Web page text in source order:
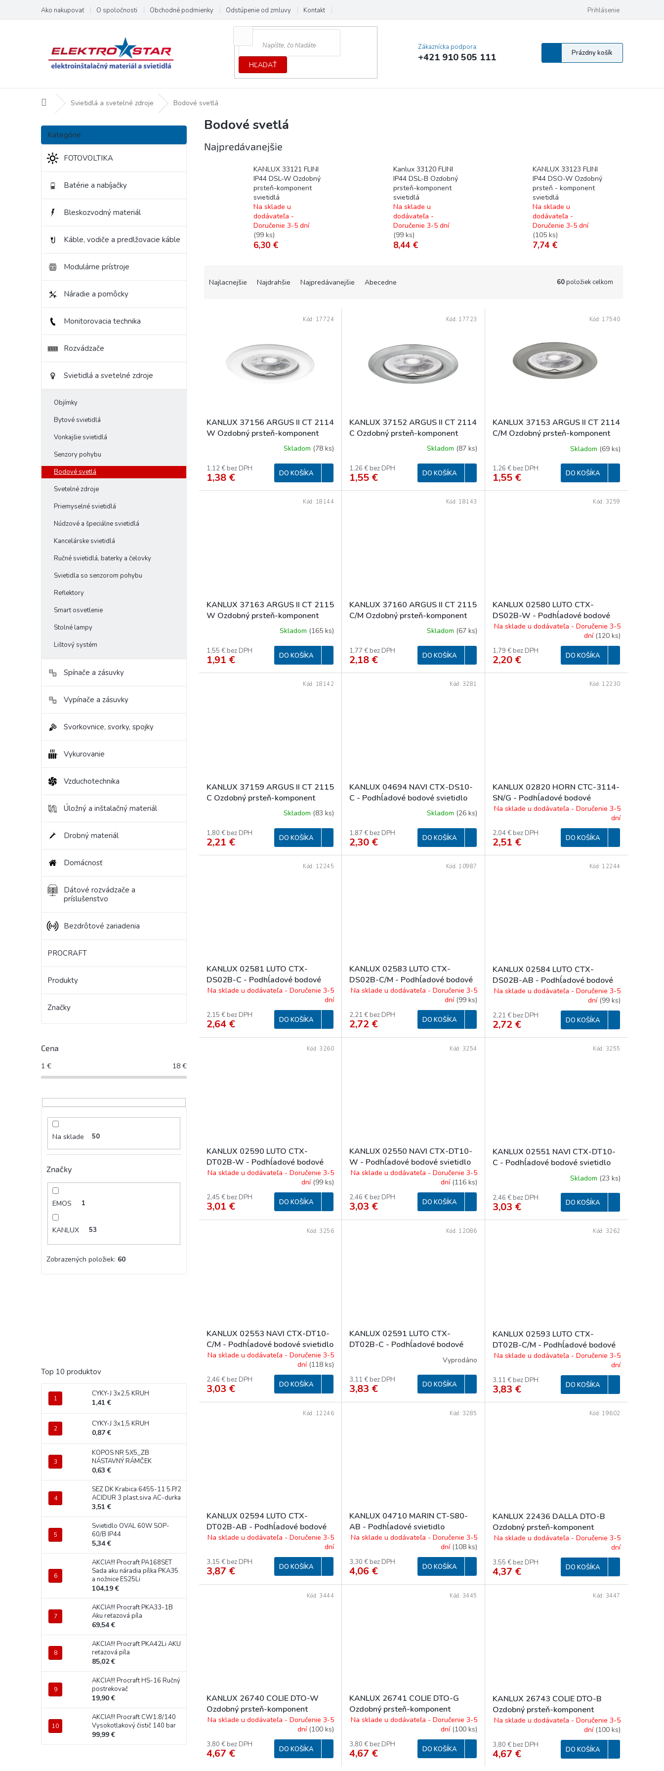
obsah
Ako nakupovať O spoločnosti Obchodné podmienky Odstúpenie od zmluvy Kontakt Vyhlásenie o prístupnosti
Prihlásenie
HĽADAŤ
Zákaznícka podpora:
+421 910 505 111
Nákupný
košík
Prázdny košík
DomovSvietidlá a svetelné zdroje Bodové svetlá
B
č
n
Preskočiť
kategórie
Kategórie
FOTOVOLTIKA
Batérie a nabíjačky
Bleskozvodný materiál
Káble, vodiče a predlžovacie káble
Modulárne prístroje
Náradie a pomôcky
Monitorovacia technika
Rozvádzače
Svietidlá a svetelné zdroje
Objímky
Bytové svietidlá
Vonkajšie svietidlá
Senzory pohybu
Bodové svetlá
Svetelné zdroje
Priemyselné svietidlá
Núdzové a špeciálne svietidlá
Kancelárske svietidlá
Ručné svietidlá, baterky a čelovky
Svietidla so senzorom pohybu
Reflektory
Smart osvetlenie
Stolné lampy
Lištový systém
Spínače a zásuvky
Vypínače a zásuvky
Svorkovnice, svorky, spojky
Vykurovanie
Vzduchotechnika
Úložný a inštalačný materiál
Drobný materiál
Domácnosť
Dátové rozvádzače a
príslušenstvo
Bezdrôtové zariadenia
PROCRAFT
Produkty
Značky
Cena
1 € 18 €
Na sklade 50
Značky
EMOS 1
KANLUX 53
Zobrazených položiek: 60
Top 10 produktov
CYKY-J 3x2,5 KRUH
1,41 €
CYKY-J 3x1,5 KRUH
0,87 €
KOPOS NR 5X5_ZB
NÁSTAVNÝ RÁMČEK
0,63 €
SEZ DK Krabica 6455-11 5.P/2
ACIDUR 3 plast.siva AC-durka
3,51 €
Svietidlo OVAL 60W SOP-
60/B IP44
5,34 €
AKCIA!!! Procraft PA168SET
Sada aku náradia pílka PKA35
a nožnice ES25Li
104,19 €
AKCIA!!! Procraft PKA33-1B
Aku reťazová píla
69,54 €
AKCIA!!! Procraft PKA42Li AKU
reťazová píla
85,02 €
AKCIA!!! Procraft HS-16 Ručný
postrekovač
19,90 €
AKCIA!!! Procraft CW1.8/140
Vysokotlakový čistič 140 bar
99,99 €
Bodové svetlá
Najpredávanejšie
KANLUX 33121 FLINI
IP44 DSL-W Ozdobný
prsteň-komponent
svietidlá
Na sklade u
dodávateľa -
Doručenie 3-5 dní
(99 ks)
6,30 €
Kanlux 33120 FLINI
IP44 DSL-B Ozdobný
prsteň-komponent
svietidlá
Na sklade u
dodávateľa -
Doručenie 3-5 dní
(99 ks)
8,44 €
KANLUX 33123 FLINI
IP44 DSO-W Ozdobný
prsteň - komponent
svietidlá
Na sklade u
dodávateľa -
Doručenie 3-5 dní
(105 ks)
7,74 €
o
v
Najlacnejšie Najdrahšie Najpredávanejšie Abecedne 60položiek celkom
k
t
KANLUX 37156 ARGUS II CT 2114
W Ozdobný prsteň-komponent
svietidlá (starý kód 00303)
Skladom (78 ks)
1,12 € bez DPH
1,38 € DO KOŠÍKA
Kód: 17724
KANLUX 37152 ARGUS II CT 2114
C Ozdobný prsteň-komponent
svietidlá (starý kód 00301)
Skladom (87 ks)
1,26 € bez DPH
1,55 € DO KOŠÍKA
Kód: 17723
KANLUX 37153 ARGUS II CT 2114
C/M Ozdobný prsteň-komponent
svietidlá (starý kód 00325)
Skladom (69 ks)
1,26 € bez DPH
1,55 € DO KOŠÍKA
Kód: 17540
KANLUX 37163 ARGUS II CT 2115
W Ozdobný prsteň-komponent
svietidlá (starý kód 00307)
Skladom (165 ks)
1,55 € bez DPH
1,91 € DO KOŠÍKA
Kód: 18144
KANLUX 37160 ARGUS II CT 2115
C/M Ozdobný prsteň-komponent
svietidlá (starý kód 00331)
Skladom (67 ks)
1,77 € bez DPH
2,18 € DO KOŠÍKA
Kód: 18143
KANLUX 02580 LUTO CTX-
DS02B-W - Podhĺadové bodové
svítidlo
Na sklade u dodávateľa - Doručenie 3-5
dní (120 ks)
1,79 € bez DPH
2,20 € DO KOŠÍKA
Kód: 3259
KANLUX 37159 ARGUS II CT 2115
C Ozdobný prsteň-komponent
svietidlá (starý kód 00305)
Skladom (83 ks)
1,80 € bez DPH
2,21 € DO KOŠÍKA
Kód: 18142
KANLUX 04694 NAVI CTX-DS10-
C - Podhĺadové bodové svietidlo
Skladom (26 ks)
1,87 € bez DPH
2,30 € DO KOŠÍKA
Kód: 3281
KANLUX 02820 HORN CTC-3114-
SN/G - Podhĺadové bodové
svietidlo
Na sklade u dodávateľa - Doručenie 3-5
dní
2,04 € bez DPH
2,51 € DO KOŠÍKA
Kód: 12230
KANLUX 02581 LUTO CTX-
DS02B-C - Podhĺadové bodové
svítidlo
Na sklade u dodávateľa - Doručenie 3-5
dní
2,15 € bez DPH
2,64 € DO KOŠÍKA
Kód: 12245
KANLUX 02583 LUTO CTX-
DS02B-C/M - Podhĺadové bodové
svítidlo
Na sklade u dodávateľa - Doručenie 3-5
dní (99 ks)
2,21 € bez DPH
2,72 € DO KOŠÍKA
Kód: 10987
KANLUX 02584 LUTO CTX-
DS02B-AB - Podhĺadové bodové
svítidlo
Na sklade u dodávateľa - Doručenie 3-5
dní (99 ks)
2,21 € bez DPH
2,72 € DO KOŠÍKA
Kód: 12244
KANLUX 02590 LUTO CTX-
DT02B-W - Podhĺadové bodové
svítidlo
Na sklade u dodávateľa - Doručenie 3-5
dní (99 ks)
2,45 € bez DPH
3,01 € DO KOŠÍKA
Kód: 3260
KANLUX 02550 NAVI CTX-DT10-
W - Podhĺadové bodové svietidlo
Na sklade u dodávateľa - Doručenie 3-5
dní (116 ks)
2,46 € bez DPH
3,03 € DO KOŠÍKA
Kód: 3254
KANLUX 02551 NAVI CTX-DT10-
C - Podhĺadové bodové svietidlo
Skladom (23 ks)
2,46 € bez DPH
3,03 € DO KOŠÍKA
Kód: 3255
KANLUX 02553 NAVI CTX-DT10-
C/M - Podhĺadové bodové svietidlo
Na sklade u dodávateľa - Doručenie 3-5
dní (118 ks)
2,46 € bez DPH
3,03 € DO KOŠÍKA
Kód: 3256
KANLUX 02591 LUTO CTX-
DT02B-C - Podhĺadové bodové
Vyprodáno
3,11 € bez DPH
3,83 € DO KOŠÍKA
Kód: 12086
KANLUX 02593 LUTO CTX-
DT02B-C/M - Podhĺadové bodové
svítidlo
Na sklade u dodávateľa - Doručenie 3-5
dní
3,11 € bez DPH
3,83 € DO KOŠÍKA
Kód: 3262
KANLUX 02594 LUTO CTX-
DT02B-AB - Podhĺadové bodové
svítidlo
Na sklade u dodávateľa - Doručenie 3-5
dní
3,15 € bez DPH
3,87 € DO KOŠÍKA
Kód: 12246
KANLUX 04710 MARIN CT-S80-
AB - Podhĺadové svietidlo
Na sklade u dodávateľa - Doručenie 3-5
dní (108 ks)
3,30 € bez DPH
4,06 € DO KOŠÍKA
Kód: 3285
KANLUX 22436 DALLA DTO-B
Ozdobný prsteň-komponent
svietidlá
Na sklade u dodávateľa - Doručenie 3-5
dní
3,55 € bez DPH
4,37 € DO KOŠÍKA
Kód: 19602
KANLUX 26740 COLIE DTO-W
Ozdobný prsteň-komponent
svietidlá
Na sklade u dodávateľa - Doručenie 3-5
dní (100 ks)
3,80 € bez DPH
4,67 € DO KOŠÍKA
Kód: 3444
KANLUX 26741 COLIE DTO-G
Ozdobný prsteň-komponent
svietidlá
Na sklade u dodávateľa - Doručenie 3-5
dní (100 ks)
3,80 € bez DPH
4,67 € DO KOŠÍKA
Kód: 3445
KANLUX 26743 COLIE DTO-B
Ozdobný prsteň-komponent
svietidlá
Na sklade u dodávateľa - Doručenie 3-5
dní (100 ks)
3,80 € bez DPH
4,67 € DO KOŠÍKA
Kód: 3447